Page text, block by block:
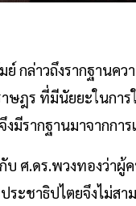
กล่าวถึงรากฐานค
ษฎร ที่มีนัยยะในกา
มีรากฐานมาจากกา
บ ศ.ดร.พวงทองว่า
ระชาธิปไตยจึงไม่ส